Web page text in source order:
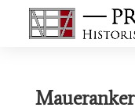
Maueranker